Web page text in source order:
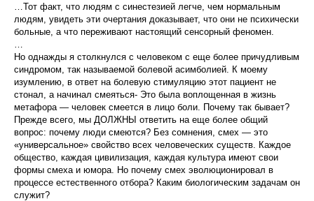
…Тот факт, что людям с синестезией легче, чем нормальным
людям, увидеть эти очертания доказывает, что они не психически
больные, а что переживают настоящий сенсорный феномен.
Но однажды я столкнулся с человеком с еще более причудливым
синдромом, так называемой болевой асимболией. К моему
изумлению, в ответ на болевую стимуляцию этот пациент не
стонал, а начинал смеяться- Это была воплощенная в жизнь
метафора — человек смеется в лицо боли. Почему так бывает?
Прежде всего, мы ДОЛЖНЫ ответить на еще более общий
вопрос: почему люди смеются? Без сомнения, смех — это
«универсальное» свойство всех человеческих существ. Каждое
общество, каждая цивилизация, каждая культура имеют свои
формы смеха и юмора. Но почему смех эволюционировал в
процессе естественного отбора? Каким биологическим задачам он
служит?